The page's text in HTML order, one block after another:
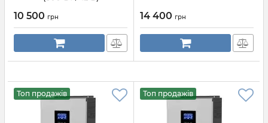
10 500 грн 14 400 грн
Топ продажів Топ продажів